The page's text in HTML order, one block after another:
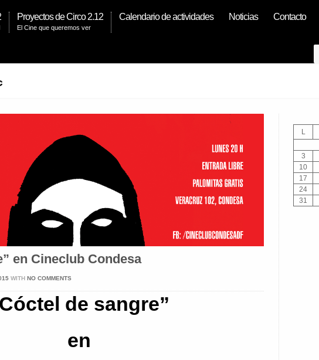
Proyectos de Circo 2.12
El Cine que queremos ver
Calendario de actividades Noticias Contacto
en Cineclub Condesa
WITH NO COMMENTS
de sangre”
en
L
3
10
17
24
31